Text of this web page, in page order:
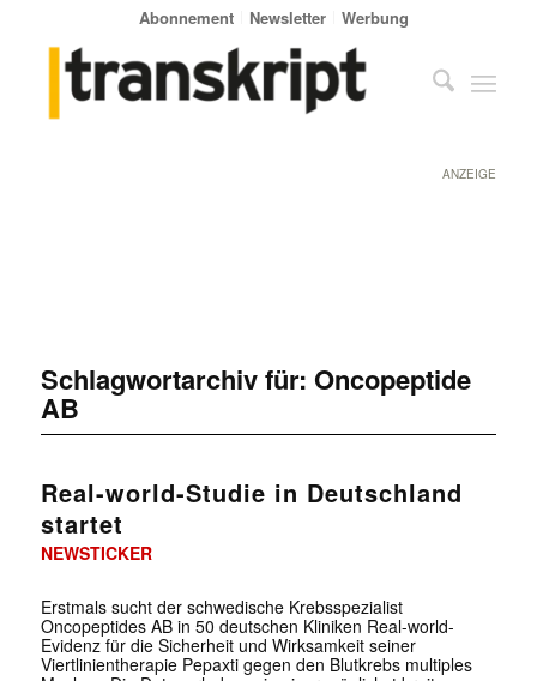
Abonnement Newsletter Werbung
ANZEIGE
Schlagwortarchiv für: Oncopeptide
AB
Real-world-Studie in Deutschland
startet
NEWSTICKER
Erstmals sucht der schwedische Krebsspezialist
Oncopeptides AB in 50 deutschen Kliniken Real-world-
Evidenz für die Sicherheit und Wirksamkeit seiner
Viertlinientherapie Pepaxti gegen den Blutkrebs multiples